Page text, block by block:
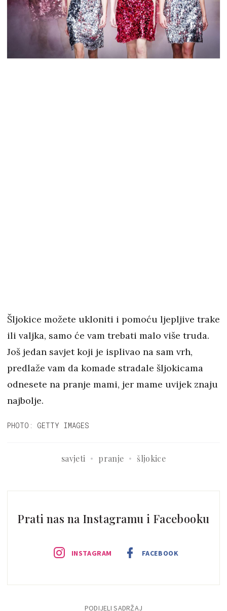
Šljokice možete ukloniti i pomoću ljepljive trake
ili valjka, samo će vam trebati malo više truda.
Još jedan savjet koji je isplivao na sam vrh,
predlaže vam da komade stradale šljokicama
odnesete na pranje mami, jer mame uvijek znaju
najbolje.
PHOTO: GETTY IMAGES
savjeti pranje šljokice
Prati nas na Instagramu i Facebooku
INSTAGRAM FACEBOOK
PODIJELI SADRŽAJ